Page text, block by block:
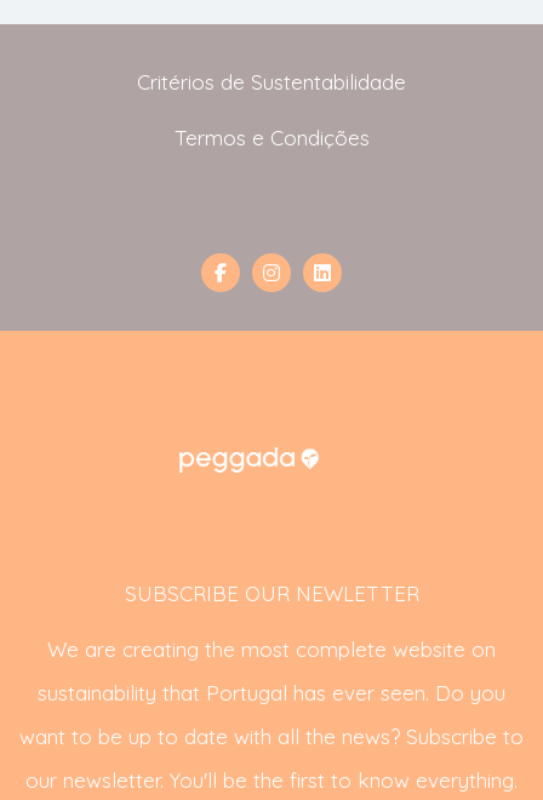
Critérios de Sustentabilidade
Termos e Condições
SUBSCRIBE OUR NEWLETTER
We are creating the most complete website on
sustainability that Portugal has ever seen. Do you
want to be up to date with all the news? Subscribe to
our newsletter. You'll be the first to know everything.